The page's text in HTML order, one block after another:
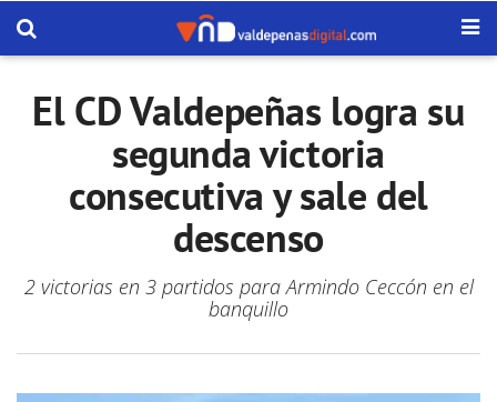
El CD Valdepeñas logra su
segunda victoria
consecutiva y sale del
descenso
2 victorias en 3 partidos para Armindo Ceccón en el
banquillo